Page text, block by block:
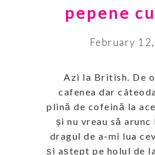
pepene
February
Azi la British. De
cafenea dar
plină de cofeină la
și nu vreau să
dragul de a-mi lua
și aștept pe holul de